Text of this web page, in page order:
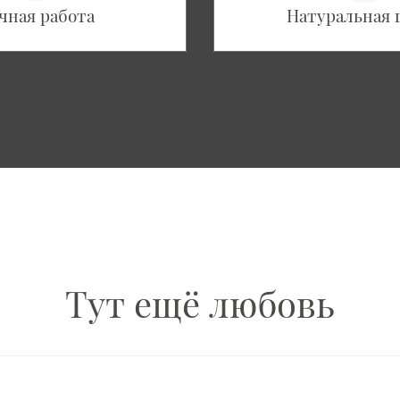
работа Натуральная
Тут ещё любовь